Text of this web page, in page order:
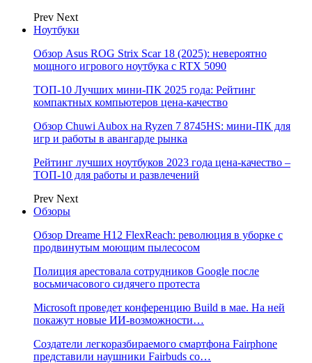
Prev Next
Ноутбуки
Обзор Asus ROG Strix Scar 18 (2025): невероятно
мощного игрового ноутбука с RTX 5090
ТОП-10 Лучших мини-ПК 2025 года: Рейтинг
компактных компьютеров цена-качество
Обзор Chuwi Aubox на Ryzen 7 8745HS: мини-ПК для
игр и работы в авангарде рынка
Рейтинг лучших ноутбуков 2023 года цена-качество –
ТОП-10 для работы и развлечений
Prev Next
Обзоры
Обзор Dreame H12 FlexReach: революция в уборке с
продвинутым моющим пылесосом
Полиция арестовала сотрудников Google после
восьмичасового сидячего протеста
Microsoft проведет конференцию Build в мае. На ней
покажут новые ИИ-возможности…
Создатели легкоразбираемого смартфона Fairphone
представили наушники Fairbuds со…